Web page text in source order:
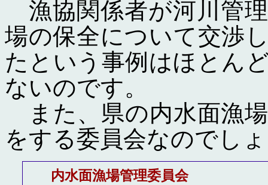
漁協関係者が河川管
場の保全について交渉
たという事例はほとん
ないのです。
また、県の内水面漁
をする委員会なのでし
内水面漁場管理委員会